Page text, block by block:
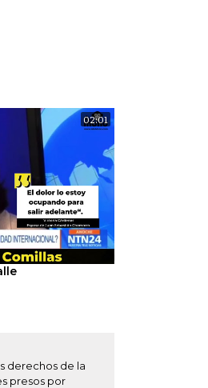
02:01
derechos de la
presos por